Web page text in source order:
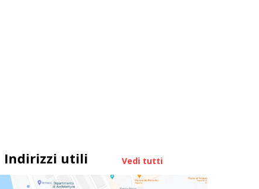
Indirizzi utili Vedi tutti